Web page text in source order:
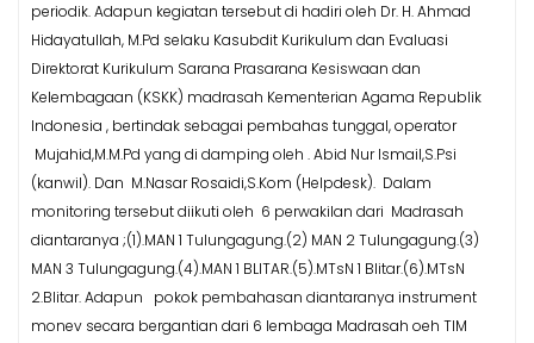
periodik. Adapun kegiatan tersebut di hadiri oleh Dr. H. Ahmad
Hidayatullah, M.Pd selaku Kasubdit Kurikulum dan Evaluasi
Direktorat Kurikulum Sarana Prasarana Kesiswaan dan
Kelembagaan (KSKK) madrasah Kementerian Agama Republik
Indonesia , bertindak sebagai pembahas tunggal, operator
Mujahid,M.M.Pd yang di damping oleh . Abid Nur Ismail,S.Psi
(kanwil). Dan M.Nasar Rosaidi,S.Kom (Helpdesk). Dalam
monitoring tersebut diikuti oleh 6 perwakilan dari Madrasah
diantaranya ;(1).MAN 1 Tulungagung.(2) MAN 2 Tulungagung.(3)
MAN 3 Tulungagung.(4).MAN 1 BLITAR.(5).MTsN 1 Blitar.(6).MTsN
2.Blitar. Adapun pokok pembahasan diantaranya instrument
monev secara bergantian dari 6 lembaga Madrasah oeh TIM